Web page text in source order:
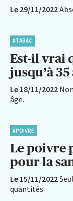
Le 29/11/2022
#TABAC
Est-il vrai
jusqu’à
Le 18/11/2022
âge.
#POIVRE
Le poivre
pour la
Le 15/11/2022
quantités.